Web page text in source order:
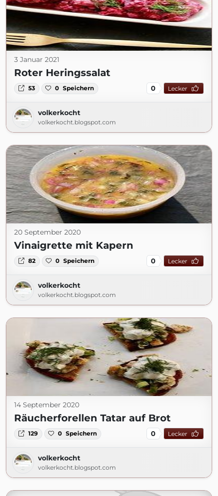
3 Januar 2021
Roter Heringssalat
53 0 Speichern 0 Lecker
volkerkocht
volkerkocht.blogspot.com
20 September 2020
Vinaigrette mit Kapern
82 0 Speichern 0 Lecker
volkerkocht
volkerkocht.blogspot.com
14 September 2020
Räucherforellen Tatar auf Brot
129 0 Speichern 0 Lecker
volkerkocht
volkerkocht.blogspot.com